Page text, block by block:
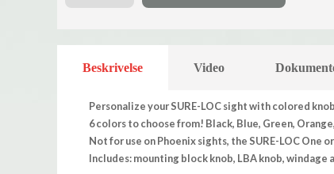
Beskrivelse Video
Personalize your SURE-LOC sight with colored
6 colors to choose from! Black, Blue, Green,
Not for use on Phoenix sights, the SURE-LOC One
Includes: mounting block knob, LBA knob,